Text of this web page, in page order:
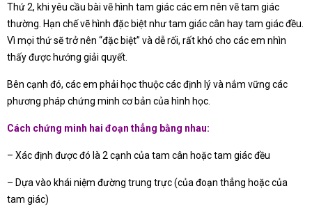
Thứ 2, khi yêu cầu bài vẽ hình tam giác các em nên vẽ tam giác
thường. Hạn chế vẽ hình đặc biệt như tam giác cân hay tam giác đều.
Vì mọi thứ sẽ trở nên “đặc biệt” và dễ rối, rất khó cho các em nhìn
thấy được hướng giải quyết.
Bên cạnh đó, các em phải học thuộc các định lý và nắm vững các
phương pháp chứng minh cơ bản của hình học.
Cách chứng minh hai đoạn thẳng bằng nhau:
– Xác định được đó là 2 cạnh của tam cân hoặc tam giác đều
– Dựa vào khái niệm đường trung trực (của đoạn thẳng hoặc của
tam giác)